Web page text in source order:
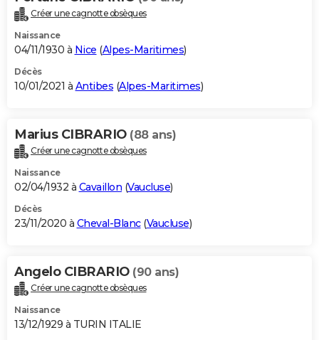
Créer une cagnotte obsèques
Naissance
04/11/1930 à Nice (Alpes-Maritimes)
Décès
10/01/2021 à Antibes (Alpes-Maritimes)
Marius CIBRARIO (88 ans)
Créer une cagnotte obsèques
Naissance
02/04/1932 à Cavaillon (Vaucluse)
Décès
23/11/2020 à Cheval-Blanc(Vaucluse)
Angelo CIBRARIO (90 ans)
Créer une cagnotte obsèques
Naissance
13/12/1929 à TURIN ITALIE